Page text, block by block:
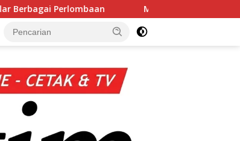
Muktamar XVI Tapak Suci Resmi Dibuka di